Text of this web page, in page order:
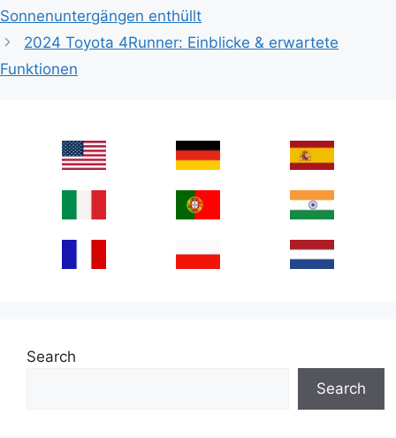
Sonnenuntergängen enthüllt
2024 Toyota 4Runner: Einblicke & erwartete
Funktionen
Search
Search